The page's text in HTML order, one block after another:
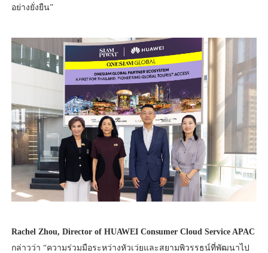
อย่างยั่งยืน”
Rachel Zhou, Director of HUAWEI Consumer Cloud Service APAC
กล่าวว่า “ความร่วมมือระหว่างหัวเว่ยและสยามพิวรรธน์ที่พัฒนาไป